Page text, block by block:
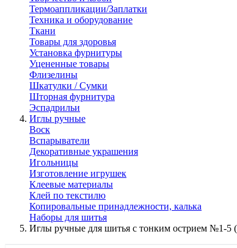
Термоаппликации/Заплатки
Техника и оборудование
Ткани
Товары для здоровья
Установка фурнитуры
Уцененные товары
Флизелины
Шкатулки / Сумки
Шторная фурнитура
Эспадрильи
Иглы ручные
Воск
Вспарыватели
Декоративные украшения
Игольницы
Изготовление игрушек
Клеевые материалы
Клей по текстилю
Копировальные принадлежности, калька
Наборы для шитья
Иглы ручные для шитья с тонким острием №1-5